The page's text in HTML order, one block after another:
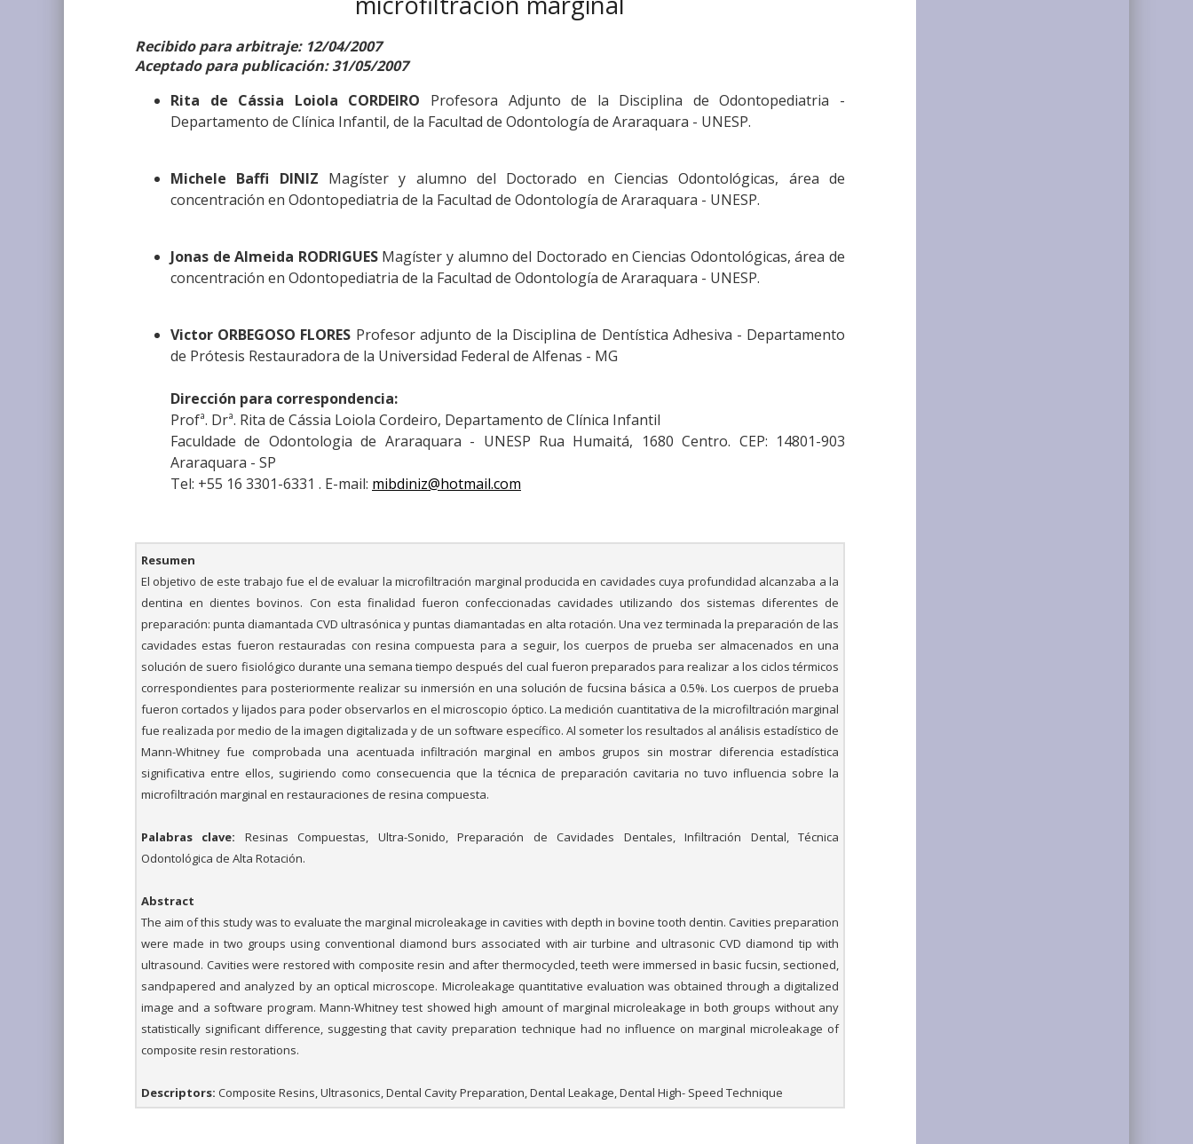
Recibido para arbitraje: 12/04/2007
Aceptado para publicación: 31/05/2007
Rita de Cássia Loiola CORDEIRO Profesora Adjunto de la Disciplina de Odontopediatria -
Departamento de Clínica Infantil, de la Facultad de Odontología de Araraquara - UNESP.
Michele Baffi DINIZ Magíster y alumno del Doctorado en Ciencias Odontológicas, área de
concentración en Odontopediatria de la Facultad de Odontología de Araraquara - UNESP.
Jonas de Almeida RODRIGUESMagíster y alumno del Doctorado en Ciencias Odontológicas, área de
concentración en Odontopediatria de la Facultad de Odontología de Araraquara - UNESP.
Victor ORBEGOSO FLORES Profesor adjunto de la Disciplina de Dentística Adhesiva - Departamento
de Prótesis Restauradora de la Universidad Federal de Alfenas - MG
Dirección para correspondencia:
Profª. Drª. Rita de Cássia Loiola Cordeiro, Departamento de Clínica Infantil
Faculdade de Odontologia de Araraquara - UNESP Rua Humaitá, 1680 Centro. CEP: 14801-903
Araraquara - SP
Tel: +55 16 3301-6331 . E-mail: mibdiniz@hotmail.com
Resumen
El objetivo de este trabajo fue el de evaluar la microfiltración marginal producida en cavidades cuya profundidad alcanzaba a la
dentina en dientes bovinos. Con esta finalidad fueron confeccionadas cavidades utilizando dos sistemas diferentes de
preparación: punta diamantada CVD ultrasónica y puntas diamantadas en alta rotación. Una vez terminada la preparación de las
cavidades estas fueron restauradas con resina compuesta para a seguir, los cuerpos de prueba ser almacenados en una
solución de suero fisiológico durante una semana tiempo después del cual fueron preparados para realizar a los ciclos térmicos
correspondientes para posteriormente realizar su inmersión en una solución de fucsina básica a 0.5%. Los cuerpos de prueba
fueron cortados y lijados para poder observarlos en el microscopio óptico. La medición cuantitativa de la microfiltración marginal
fue realizada por medio de la imagen digitalizada y de un software específico. Al someter los resultados al análisis estadístico de
Mann-Whitney fue comprobada una acentuada infiltración marginal en ambos grupos sin mostrar diferencia estadística
significativa entre ellos, sugiriendo como consecuencia que la técnica de preparación cavitaria no tuvo influencia sobre la
microfiltración marginal en restauraciones de resina compuesta.
Palabras clave: Resinas Compuestas, Ultra-Sonido, Preparación de Cavidades Dentales, Infiltración Dental, Técnica
Odontológica de Alta Rotación.
Abstract
The aim of this study was to evaluate the marginal microleakage in cavities with depth in bovine tooth dentin. Cavities preparation
were made in two groups using conventional diamond burs associated with air turbine and ultrasonic CVD diamond tip with
ultrasound. Cavities were restored with composite resin and after thermocycled, teeth were immersed in basic fucsin, sectioned,
sandpapered and analyzed by an optical microscope. Microleakage quantitative evaluation was obtained through a digitalized
image and a software program. Mann-Whitney test showed high amount of marginal microleakage in both groups without any
statistically significant difference, suggesting that cavity preparation technique had no influence on marginal microleakage of
composite resin restorations.
Descriptors: Composite Resins, Ultrasonics, Dental Cavity Preparation, Dental Leakage, Dental High- Speed Technique